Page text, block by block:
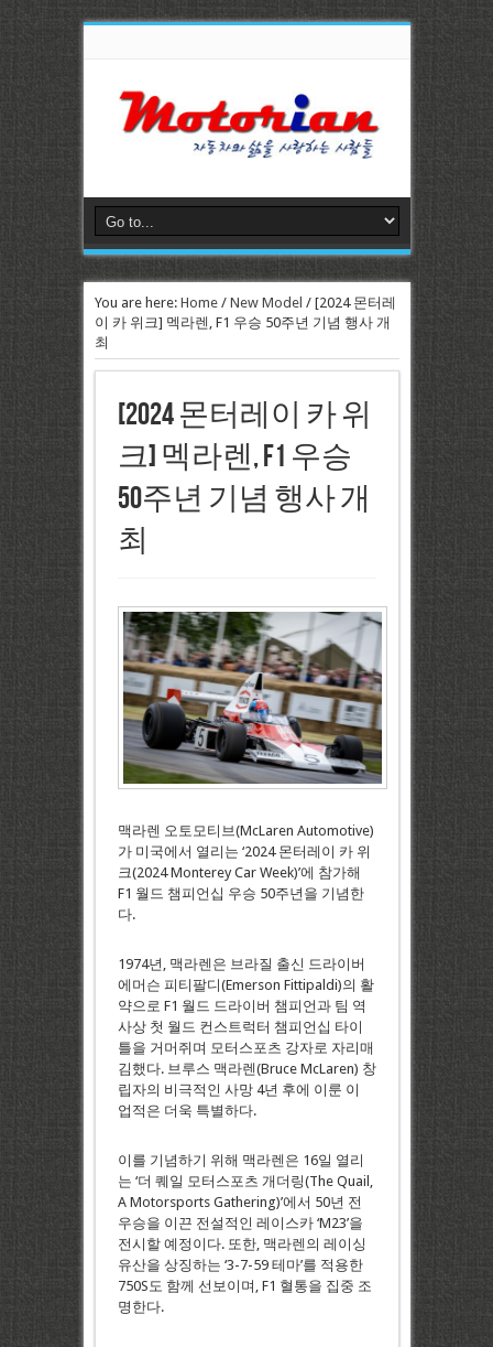
You are here: Home/ New Model / [2024 몬터레
이 카 위크] 멕라렌, F1 우승 50주년 기념 행사 개
최
[2024 몬터레이 카 위
크] 멕라렌, F1 우승
50주년 기념 행사 개
최
맥라렌 오토모티브(McLaren Automotive)
가 미국에서 열리는 ‘2024 몬터레이 카 위
크(2024 Monterey Car Week)’에 참가해
F1 월드 챔피언십 우승 50주년을 기념한
다.
1974년, 맥라렌은 브라질 출신 드라이버
에머슨 피티팔디(Emerson Fittipaldi)의 활
약으로 F1 월드 드라이버 챔피언과 팀 역
사상 첫 월드 컨스트럭터 챔피언십 타이
틀을 거머쥐며 모터스포츠 강자로 자리매
김했다. 브루스 맥라렌(Bruce McLaren) 창
립자의 비극적인 사망 4년 후에 이룬 이
업적은 더욱 특별하다.
이를 기념하기 위해 맥라렌은 16일 열리
는 ‘더 퀘일 모터스포츠 개더링(The Quail,
A Motorsports Gathering)’에서 50년 전
우승을 이끈 전설적인 레이스카 ‘M23’을
전시할 예정이다. 또한, 맥라렌의 레이싱
유산을 상징하는 ‘3-7-59 테마’를 적용한
750S도 함께 선보이며, F1 혈통을 집중 조
명한다.